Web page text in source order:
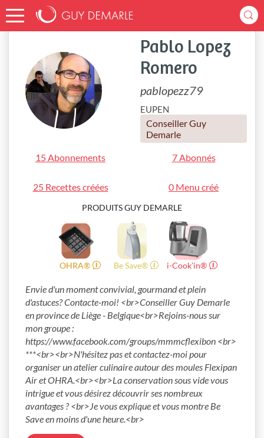
Accueil pablopezz79
Pablo Lopez
Romero
pablopezz79
EUPEN
Conseiller Guy
Demarle
15 Abonnements 7 Abonnés
25 Recettes créées 0 Menu créé
PRODUITS GUY DEMARLE
OHRA® Be Save® i-Cook’in®
Envie d'un moment convivial, gourmand et plein
d'astuces? Contacte-moi! <br>Conseiller Guy Demarle
en province de Liège - Belgique<br>Rejoins-nous sur
mon groupe :
https://www.facebook.com/groups/mmmcflexibon <br>
***<br><br>N'hésitez pas et contactez-moi pour
organiser un atelier culinaire autour des moules Flexipan
Air et OHRA.<br><br>La conservation sous vide vous
intrigue et vous désirez découvrir ses nombreux
avantages ? <br>Je vous explique et vous montre Be
Save en moins d'une heure.<br>